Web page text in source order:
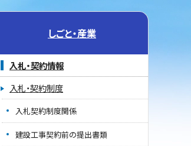
しごと・産業
入札・契約情報
入札・契約制度
入札契約制度関係
建設工事契約前の提出書類